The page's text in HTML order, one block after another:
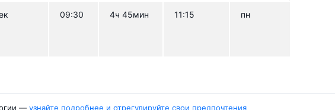
09:30 4ч 45мин 11:15 пн
— узнайте подробнее и отрегулируйте свои предпочтения